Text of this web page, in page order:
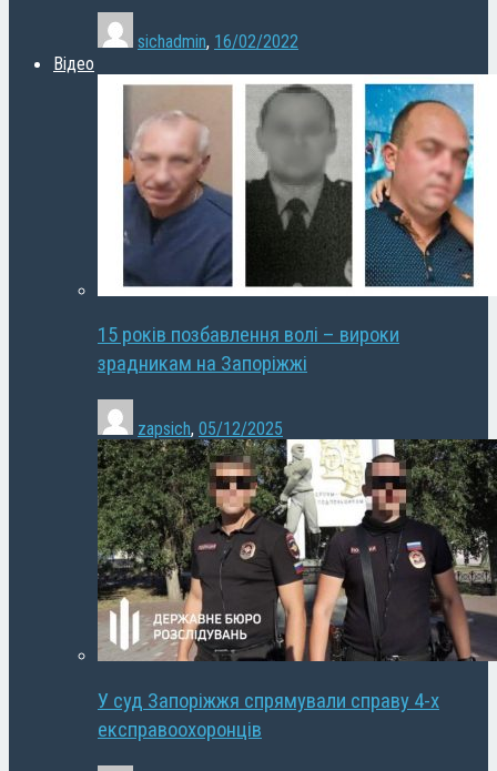
sichadmin, 16/02/2022
Відео
15 років позбавлення волі – вироки
зрадникам на Запоріжжі
zapsich, 05/12/2025
У суд Запоріжжя спрямували справу 4-х
експравоохоронців